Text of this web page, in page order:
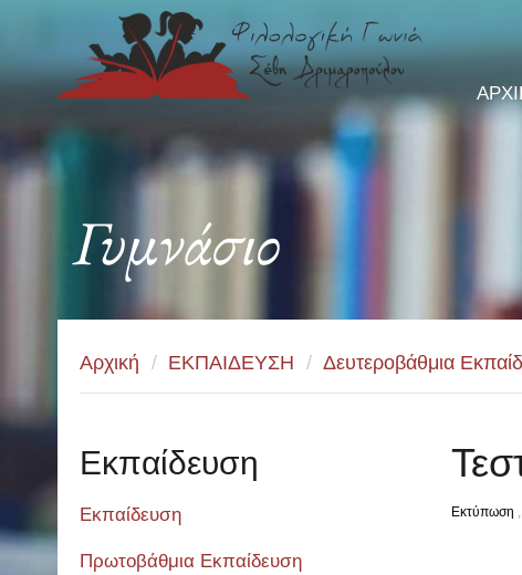
Γυμνάσιο
Αρχική / ΕΚΠΑΙΔΕΥΣΗ / Δευτεροβάθμια
Εκτύπωση ,
Εκπαίδευση
Εκπαίδευση
Πρωτοβάθμια Εκπαίδευση